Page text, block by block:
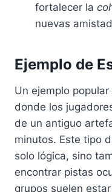
fortalecer la
nuevas
Ejemplo de
Un ejemplo
donde los
de un antiguo
minutos. Este tipo
solo lógica, sino
encontrar pistas
grupos suelen